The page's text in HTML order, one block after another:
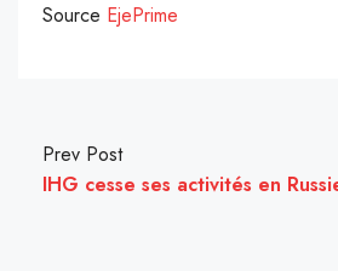
Source EjePrime
Prev Post
IHG cesse ses activités en